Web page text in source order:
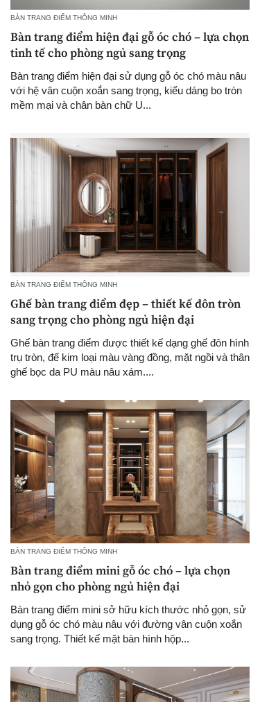
BÀN TRANG ĐIỂM THÔNG MINH
Bàn trang điểm hiện đại gỗ óc chó – lựa chọn
tinh tế cho phòng ngủ sang trọng
Bàn trang điểm hiện đại sử dụng gỗ óc chó màu nâu
với hệ vân cuộn xoắn sang trọng, kiểu dáng bo tròn
mềm mại và chân bàn chữ U...
BÀN TRANG ĐIỂM THÔNG MINH
Ghế bàn trang điểm đẹp – thiết kế đôn tròn
sang trọng cho phòng ngủ hiện đại
Ghế bàn trang điểm được thiết kế dạng ghế đôn hình
trụ tròn, đế kim loại màu vàng đồng, mặt ngồi và thân
ghế bọc da PU màu nâu xám....
BÀN TRANG ĐIỂM THÔNG MINH
Bàn trang điểm mini gỗ óc chó – lựa chọn
nhỏ gọn cho phòng ngủ hiện đại
Bàn trang điểm mini sở hữu kích thước nhỏ gọn, sử
dụng gỗ óc chó màu nâu với đường vân cuộn xoắn
sang trọng. Thiết kế mặt bàn hình hộp...